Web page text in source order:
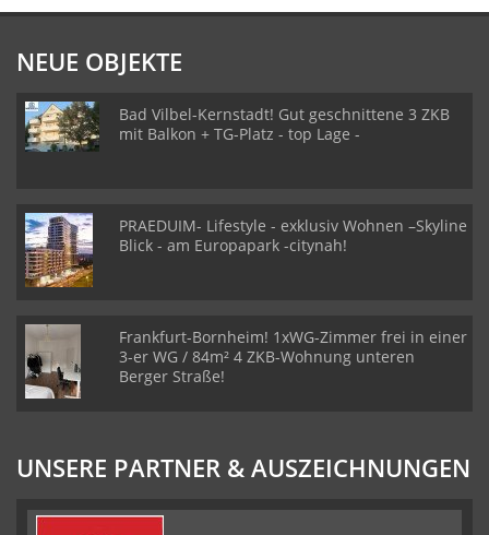
NEUE OBJEKTE
Bad Vilbel-Kernstadt! Gut geschnittene 3 ZKB
mit Balkon + TG-Platz - top Lage -
PRAEDUIM- Lifestyle - exklusiv Wohnen –Skyline
Blick - am Europapark -citynah!
Frankfurt-Bornheim! 1xWG-Zimmer frei in einer
3-er WG / 84m² 4 ZKB-Wohnung unteren
Berger Straße!
UNSERE PARTNER & AUSZEICHNUNGEN